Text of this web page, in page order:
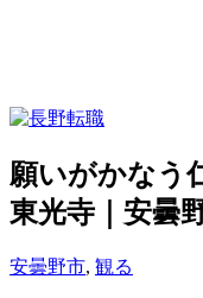
願いがかなう
東光寺｜安曇
安曇野市, 観る